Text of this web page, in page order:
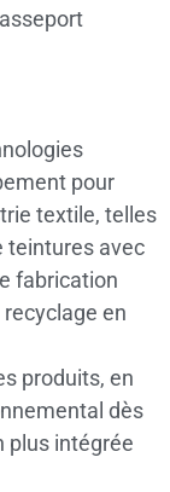
pour
textile, telles
teintures avec
fabrication
en
produits, en
dès
plus intégrée